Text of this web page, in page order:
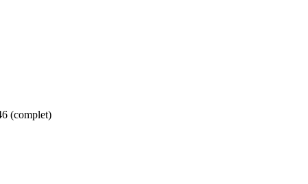
(complet)